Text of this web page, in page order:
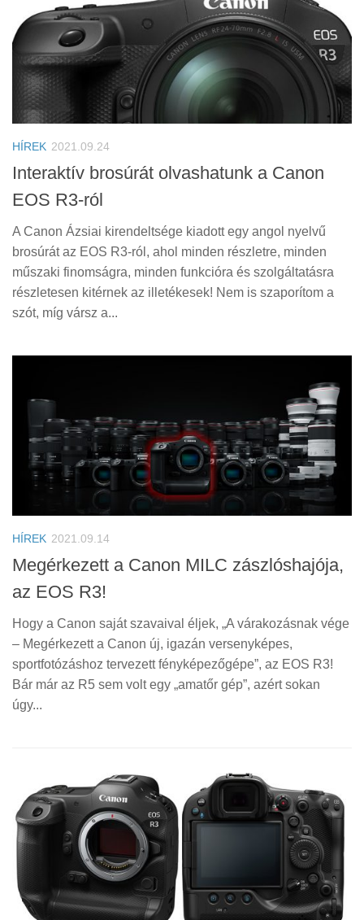
HÍREK 2021.09.24
Interaktív brosúrát olvashatunk a Canon
EOS R3-ról
A Canon Ázsiai kirendeltsége kiadott egy angol nyelvű
brosúrát az EOS R3-ról, ahol minden részletre, minden
műszaki finomságra, minden funkcióra és szolgáltatásra
részletesen kitérnek az illetékesek! Nem is szaporítom a
szót, míg vársz a...
HÍREK 2021.09.14
Megérkezett a Canon MILC zászlóshajója,
az EOS R3!
Hogy a Canon saját szavaival éljek, „A várakozásnak vége
– Megérkezett a Canon új, igazán versenyképes,
sportfotózáshoz tervezett fényképezőgépe”, az EOS R3!
Bár már az R5 sem volt egy „amatőr gép”, azért sokan
úgy...